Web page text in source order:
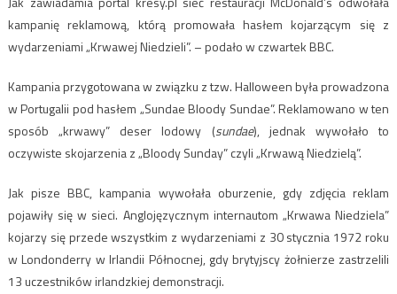
kampanię reklamową, którą promowała hasłem kojarzącym się z
wydarzeniami „Krwawej Niedzieli”. – podało w czwartek BBC.
Kampania przygotowana w związku z tzw. Halloween była prowadzona
w Portugalii pod hasłem „Sundae Bloody Sundae”. Reklamowano w ten
sposób „krwawy” deser lodowy (sundae), jednak wywołało to
oczywiste skojarzenia z „Bloody Sunday” czyli „Krwawą Niedzielą”.
Jak pisze BBC, kampania wywołała oburzenie, gdy zdjęcia reklam
pojawiły się w sieci. Anglojęzycznym internautom „Krwawa Niedziela”
kojarzy się przede wszystkim z wydarzeniami z 30 stycznia 1972 roku
w Londonderry w Irlandii Północnej, gdy brytyjscy żołnierze zastrzelili
13 uczestników irlandzkiej demonstracji.